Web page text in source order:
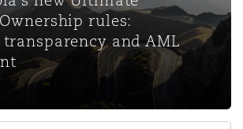
rules:
and AML